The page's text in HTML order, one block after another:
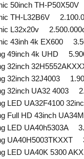
TH-P50X50V
L32B6V
L32x20v
4k EX600
4k UHD
32J4003
UA32 4003
UA32F4100
HD 43inch
UA40h5303A
UA40K 5300